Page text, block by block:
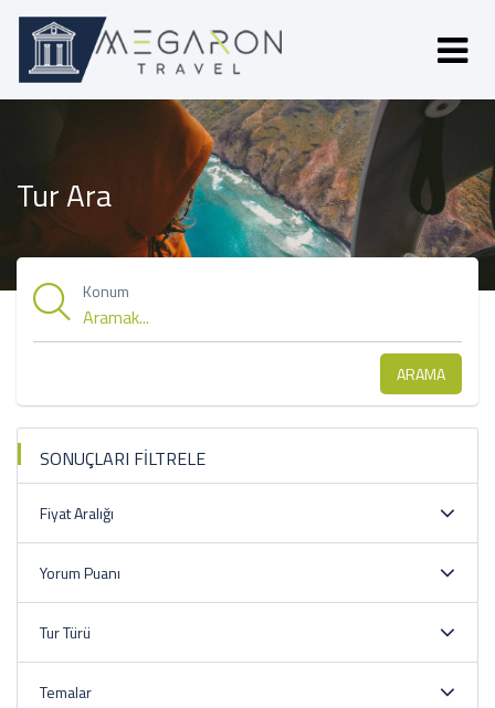
Tur Ara
Konum
ARAMA
SONUÇLARI FİLTRELE
Fiyat Aralığı
Yorum Puanı
Tur Türü
Temalar